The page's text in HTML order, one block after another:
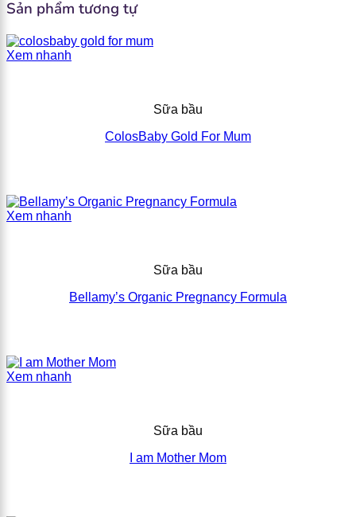
Sản phẩm tương tự
Xem nhanh
Sữa bầu
ColosBaby Gold For Mum
Xem nhanh
Sữa bầu
Bellamy’s Organic Pregnancy Formula
Xem nhanh
Sữa bầu
I am Mother Mom